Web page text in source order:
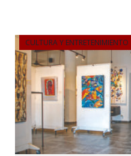
CULTURA Y ENTRETENIMIENTO